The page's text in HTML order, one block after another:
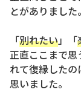
とがありました。
「別れたい」「
正直ここまで
れて復縁した
思いました。